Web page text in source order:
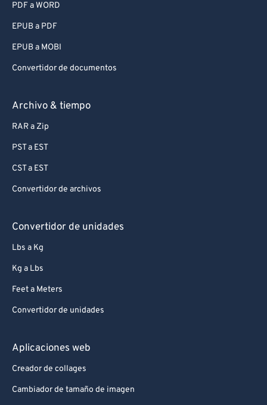
PDF a WORD
EPUB a PDF
EPUB a MOBI
Convertidor de documentos
Archivo & tiempo
RAR a Zip
PST a EST
CST a EST
Convertidor de archivos
Convertidor de unidades
Lbs a Kg
Kg a Lbs
Feet a Meters
Convertidor de unidades
Aplicaciones web
Creador de collages
Cambiador de tamaño de imagen